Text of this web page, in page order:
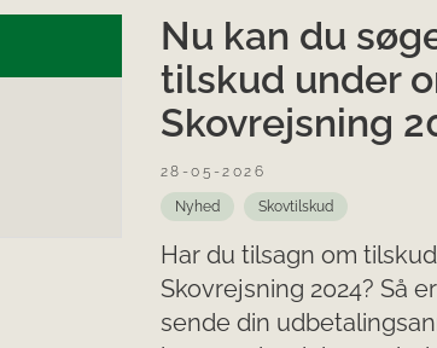
Nu kan du
tilskud under
Skovrejsning
28-05-2026
Nyhed Skovtilskud
Har du tilsagn om
Skovrejsning 2024? Så
sende din